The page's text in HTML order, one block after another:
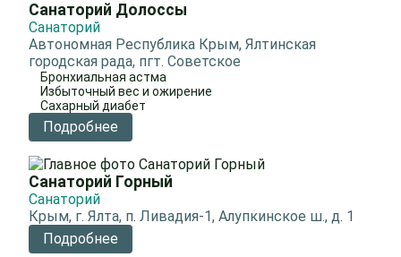
Санаторий Долоссы
Санаторий
Автономная Республика Крым, Ялтинская
городская рада, пгт. Советское
Бронхиальная астма
Избыточный вес и ожирение
Сахарный диабет
Подробнее
Санаторий Горный
Санаторий
Крым, г. Ялта, п. Ливадия-1, Алупкинское ш., д. 1
Подробнее